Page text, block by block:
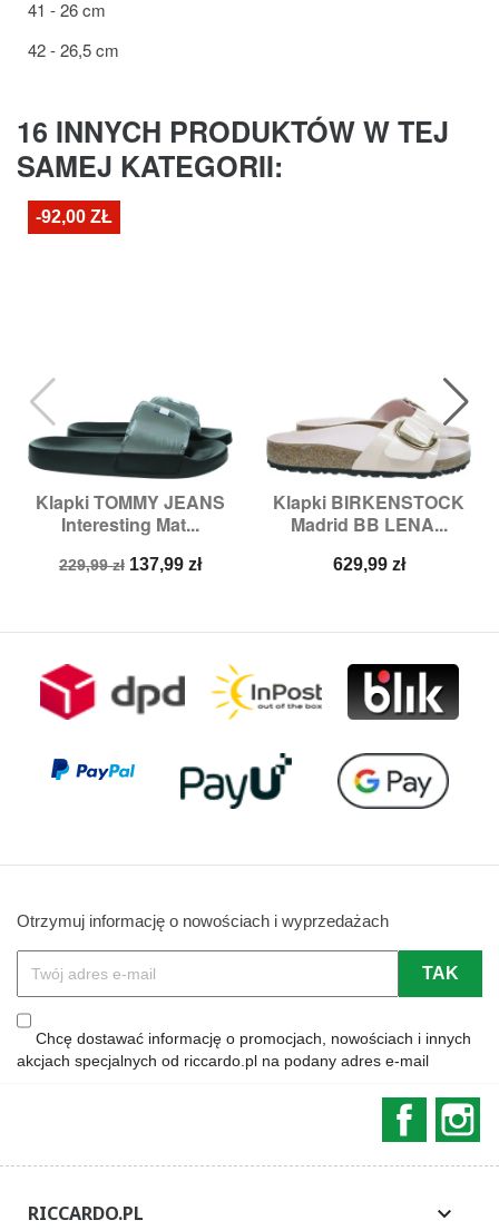
41 - 26 cm
42 - 26,5 cm
16 INNYCH PRODUKTÓW W TEJ
SAMEJ KATEGORII:
Klapki TOMMY JEANS
Interesting Mat...
Cena
229,99 zł Cena
137,99 zł
-92,00 ZŁ
Klapki BIRKENSTOCK
Madrid BB LENA...
Cena
629,99 zł
Otrzymuj informację o nowościach i wyprzedażach
Chcę dostawać informację o promocjach, nowościach i innych
akcjach specjalnych od riccardo.pl na podany adres e-mail
RICCARDO.PL 